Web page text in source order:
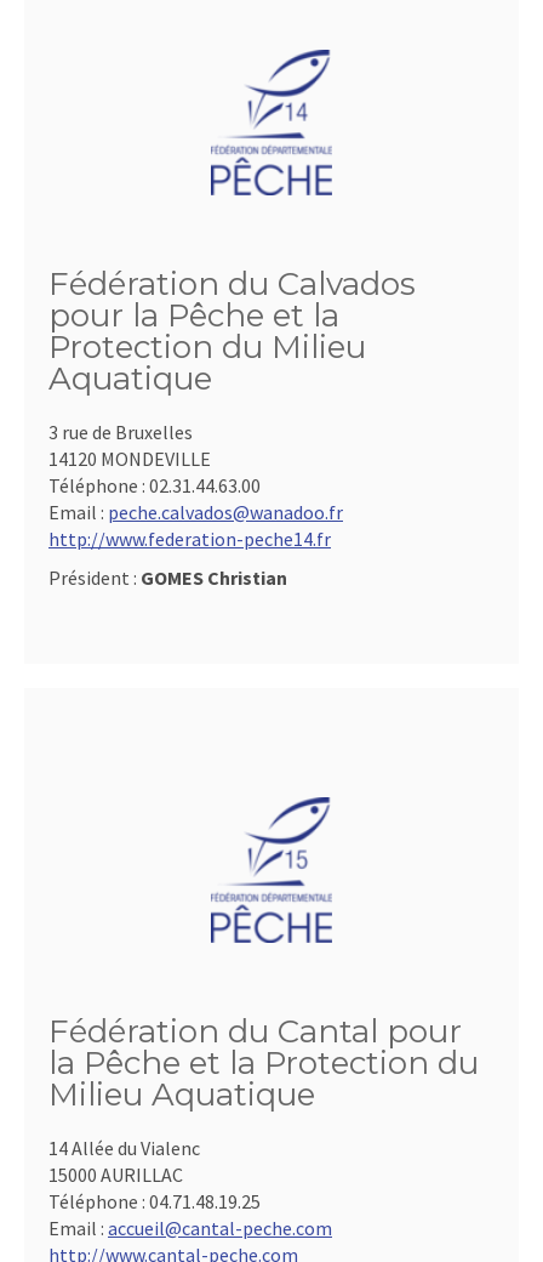
Fédération du Calvados
pour la Pêche et la
Protection du Milieu
Aquatique
3 rue de Bruxelles
14120 MONDEVILLE
Téléphone : 02.31.44.63.00
Email : peche.calvados@wanadoo.fr
http://www.federation-peche14.fr
Président : GOMES Christian
Fédération du Cantal pour
la Pêche et la Protection du
Milieu Aquatique
14 Allée du Vialenc
15000 AURILLAC
Téléphone : 04.71.48.19.25
Email : accueil@cantal-peche.com
http://www.cantal-peche.com